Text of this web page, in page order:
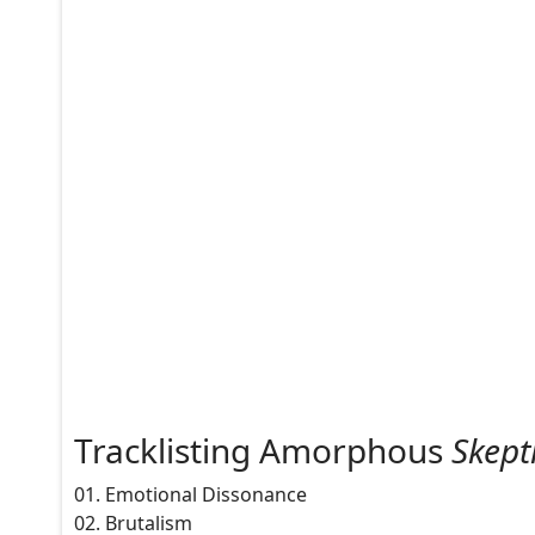
Tracklisting Amorphous
01. Emotional Dissonance
02. Brutalism